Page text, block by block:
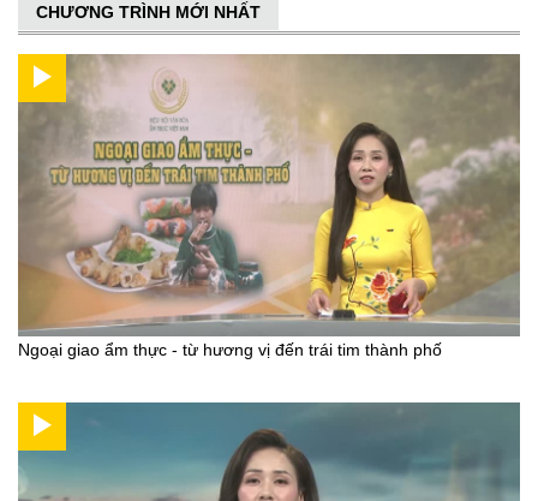
CHƯƠNG TRÌNH MỚI NHẤT
Ngoại giao ẩm thực - từ hương vị đến trái tim thành phố